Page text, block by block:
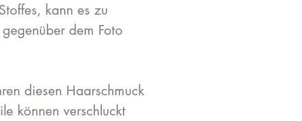
kann es zu
dem Foto
diesen Haarschmuck
können verschluckt